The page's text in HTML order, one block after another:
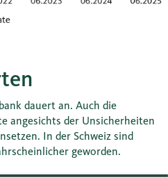
dauert an. Auch die
angesichts der Unsicherheiten
In der Schweiz sind
geworden.